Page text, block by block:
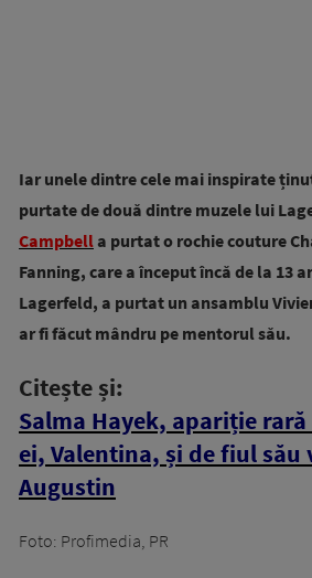
Iar unele dintre cele mai inspirate
purtate de două dintre muzele lui
Campbell a purtat o rochie couture
Fanning, care a început încă de la 13
Lagerfeld, a purtat un ansamblu
ar fi făcut mândru pe mentorul său.
Citește și:
Salma Hayek, apariție
ei, Valentina, și de fiul său
Augustin
Foto: Profimedia, PR